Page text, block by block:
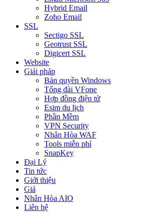
Hybrid Email
Zoho Email
SSL
Sectigo SSL
Geotrust SSL
Digicert SSL
Website
Giải pháp
Bản quyền Windows
Tổng đài VFone
Hợp đồng điện tử
Esim du lịch
Phần Mềm
VPN Security
Nhân Hòa WAF
Tools miễn phí
SnapKey
Đại Lý
Tin tức
Giới thiệu
Giá
Nhân Hòa AIO
Liên hệ